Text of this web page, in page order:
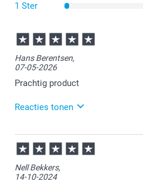
1 Ster
Hans Berentsen,
07-05-2026
Prachtig product
Reacties tonen
11-05-2026
12:04
Bedankt voor je review.
tevreden bent over je
Heel veel plezier ervan!
Nell Bekkers,
14-10-2024